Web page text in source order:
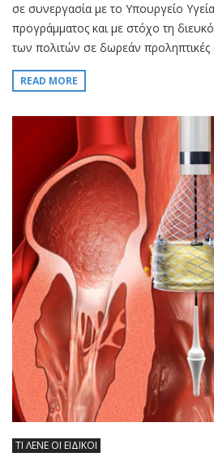
σε συνεργασία με το Υπουργείο
προγράμματος και με στόχο τη
των πολιτών σε δωρεάν προληπτικές
READ MORE
ΤΙ ΛΕΝΕ ΟΙ ΕΙΔΙΚΟΙ